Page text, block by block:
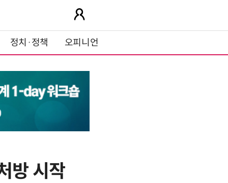
정치·정책 오피니언
방 시작